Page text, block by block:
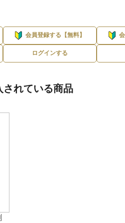
会員登録する【無料】
ログインする
されている商品